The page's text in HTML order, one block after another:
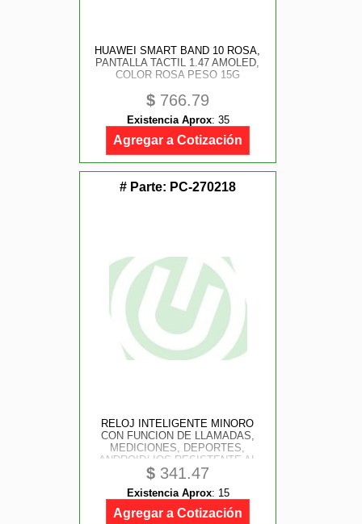
HUAWEI SMART BAND 10 ROSA,
PANTALLA TACTIL 1.47 AMOLED,
COLOR ROSA PESO 15G
$ 766.79
Existencia Aprox: 35
Agregar a Cotización
# Parte: PC-270218
RELOJ INTELIGENTE MINORO
CON FUNCION DE LLAMADAS,
MEDICIONES, DEPORTES,
ANDROID/ IOS RESISTENTE AL
AGUA PERFECT CHOICE
$ 341.47
Existencia Aprox: 15
Agregar a Cotización